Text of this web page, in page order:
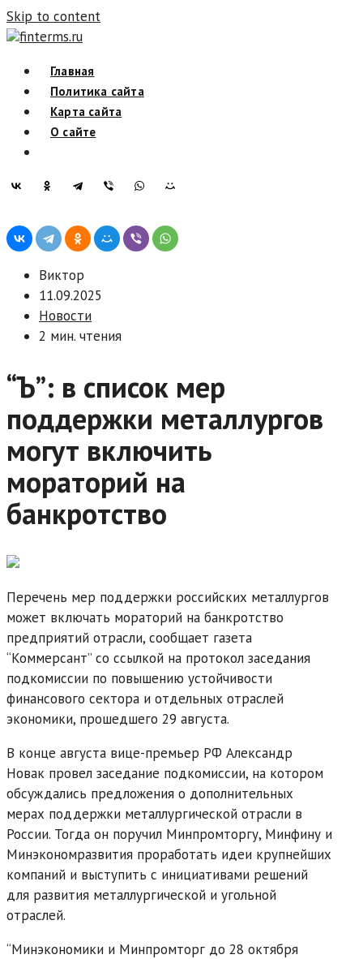
Skip to content
finterms.ru
Главная
Политика сайта
Карта сайта
О сайте
Виктор
11.09.2025
Новости
2 мин. чтения
“Ъ”: в список мер
поддержки металлургов
могут включить
мораторий на
банкротство
Перечень мер поддержки российских металлургов
может включать мораторий на банкротство
предприятий отрасли, сообщает газета
“Коммерсант” со ссылкой на протокол заседания
подкомиссии по повышению устойчивости
финансового сектора и отдельных отраслей
экономики, прошедшего 29 августа.
В конце августа вице-премьер РФ Александр
Новак провел заседание подкомиссии, на котором
обсуждались предложения о дополнительных
мерах поддержки металлургической отрасли в
России. Тогда он поручил Минпромторгу, Минфину и
Минэкономразвития проработать идеи крупнейших
компаний и выступить с инициативами решений
для развития металлургической и угольной
отраслей.
“Минэкономики и Минпромторг до 28 октября